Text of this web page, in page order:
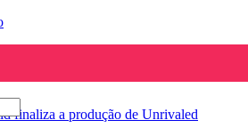
finaliza a produção de Unrivaled